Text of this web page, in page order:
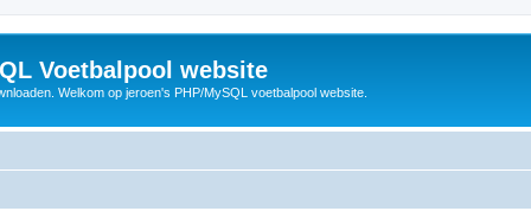
Voetbalpool website
Welkom op jeroen's PHP/MySQL voetbalpool website.